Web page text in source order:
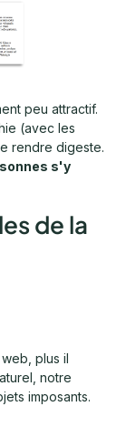
peu attractif.
(avec les
rendre digeste.
s'y
de la
plus il
notre
imposants.